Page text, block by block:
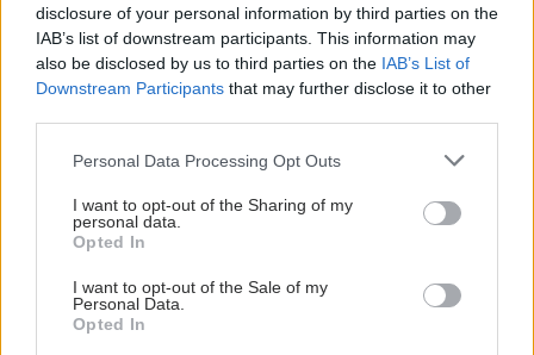
disclosure of your personal information by third parties on the
IAB’s list of downstream participants. This information may
also be disclosed by us to third parties on the IAB’s List of
Downstream Participants that may further disclose it to other
Please note that this website/app uses one or more Google
not limited to your visit or usage behaviour. You may click to
grant or deny consent to Google and its third-party tags to
use your data for below specified purposes in below Google
consent section.
Personal Data Processing Opt Outs
I want to opt-out of the Sharing of my
personal data.
Opted In
I want to opt-out of the Sale of my
Personal Data.
Opted In
#TAGS
Αλτσχάιμερ,Αντισώματα
Προσθέστε το iatronet.gr στο Discover
shares